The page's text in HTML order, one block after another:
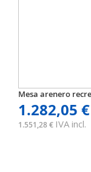
Mesa arenero
1.282,05 €
1.551,28 € IVA incl.